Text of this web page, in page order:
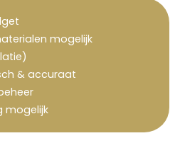
mogelijk
& accuraat
mogelijk